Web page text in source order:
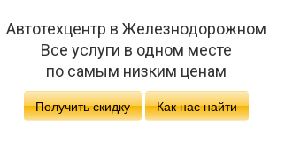
Автотехцентр в Железнодорожном
Все услуги в одном месте
по самым низким ценам
Получить скидку Как нас найти